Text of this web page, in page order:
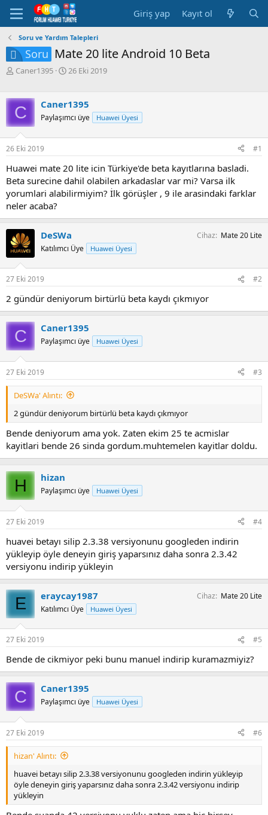
Giriş yap Kayıt ol
Soru ve Yardım Talepleri
Soru Mate 20 lite Android 10 Beta
K
b
u
y
u
b
a
ş
l
t
a
n
Caner1395
B
l
n
ç
t
a
r
i
i
26 Eki 2019
C Caner1395
Paylaşımcı üye Huawei Üyesi
26 Eki 2019 #1
Huawei mate 20 lite icin Türkiye'de beta kayıtlarına basladi.
Beta surecine dahil olabilen arkadaslar var mi? Varsa ilk
yorumlari alabilirmiyim? İlk görüşler , 9 ile arasindaki farklar
neler acaba?
DeSWa
Katılımcı Üye Huawei Üyesi
Cihaz Mate 20 Lite
27 Eki 2019 #2
2 gündür deniyorum birtürlü beta kaydı çıkmıyor
C Caner1395
Paylaşımcı üye Huawei Üyesi
27 Eki 2019 #3
DeSWa' Alıntı:
2 gündür deniyorum birtürlü beta kaydı çıkmıyor
Bende deniyorum ama yok. Zaten ekim 25 te acmislar
kayitlari bende 26 sinda gordum.muhtemelen kayitlar doldu.
H hizan
Paylaşımcı üye Huawei Üyesi
27 Eki 2019 #4
huavei betayı silip 2.3.38 versiyonunu googleden indirin
yükleyip öyle deneyin giriş yaparsınız daha sonra 2.3.42
versiyonu indirip yükleyin
E eraycay1987
Katılımcı Üye Huawei Üyesi
Cihaz Mate 20 Lite
27 Eki 2019 #5
Bende de cikmiyor peki bunu manuel indirip kuramazmiyiz?
C Caner1395
Paylaşımcı üye Huawei Üyesi
27 Eki 2019 #6
hizan' Alıntı:
huavei betayı silip 2.3.38 versiyonunu googleden indirin yükleyip
öyle deneyin giriş yaparsınız daha sonra 2.3.42 versiyonu indirip
yükleyin